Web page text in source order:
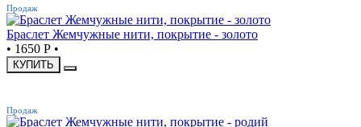
Продаж
Браслет Жемчужные нити, покрытие - золото
• 1650 Р •
КУПИТЬ
Продаж